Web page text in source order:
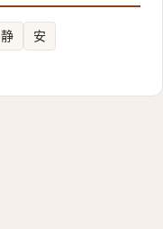
静 安